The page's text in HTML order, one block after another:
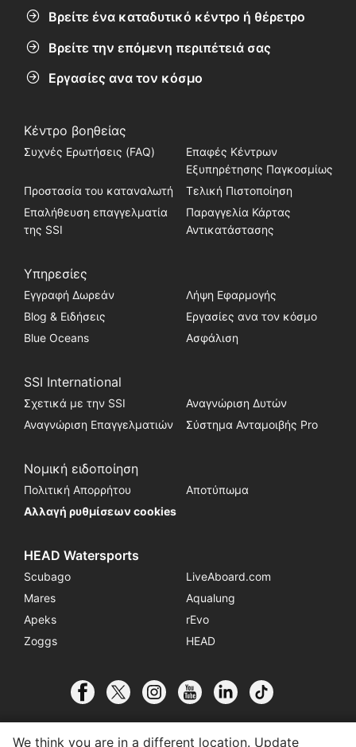
Βρείτε ένα καταδυτικό κέντρο ή θέρετρο
Βρείτε την επόμενη περιπέτειά σας
Εργασίες ανα τον κόσμο
Κέντρο βοηθείας
Συχνές Ερωτήσεις (FAQ)
Επαφές Κέντρων
Εξυπηρέτησης Παγκοσμίως
Προστασία του καταναλωτή
Τελική Πιστοποίηση
Επαλήθευση επαγγελματία
της SSI
Παραγγελία Κάρτας
Αντικατάστασης
Υπηρεσίες
Εγγραφή Δωρεάν
Λήψη Εφαρμογής
Blog & Ειδήσεις
Εργασίες ανα τον κόσμο
Blue Oceans
Ασφάλιση
SSI International
Σχετικά με την SSI
Αναγνώριση Δυτών
Αναγνώριση Επαγγελματιών
Σύστημα Ανταμοιβής Pro
Νομική ειδοποίηση
Πολιτική Απορρήτου
Αποτύπωμα
Αλλαγή ρυθμίσεων cookies
HEAD Watersports
Scubago
LiveAboard.com
Mares
Aqualung
Apeks
rEvo
Zoggs
HEAD
We think you are in a different location. Update